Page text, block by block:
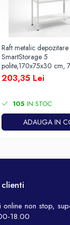
Raft metalic depozitare
SmartStorage 5
polite,170x75x30 cm,
kg/polita metalica, alb
203,35 Lei
105 IN STOC
ADAUGA IN
online non stop,
18.00